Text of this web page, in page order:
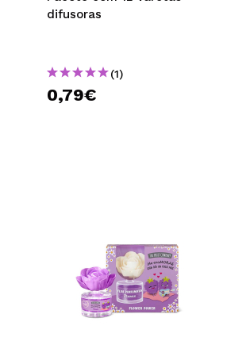
difusoras
(1)
0,79€